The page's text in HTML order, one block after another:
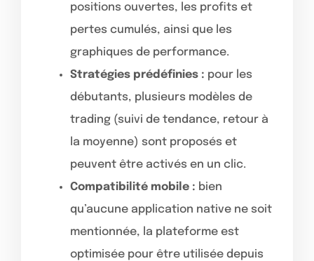
positions ouvertes, les profits et
pertes cumulés, ainsi que les
graphiques de performance.
Stratégies prédéfinies : pour les
débutants, plusieurs modèles de
trading (suivi de tendance, retour à
la moyenne) sont proposés et
peuvent être activés en un clic.
Compatibilité mobile : bien
qu’aucune application native ne soit
mentionnée, la plateforme est
optimisée pour être utilisée depuis